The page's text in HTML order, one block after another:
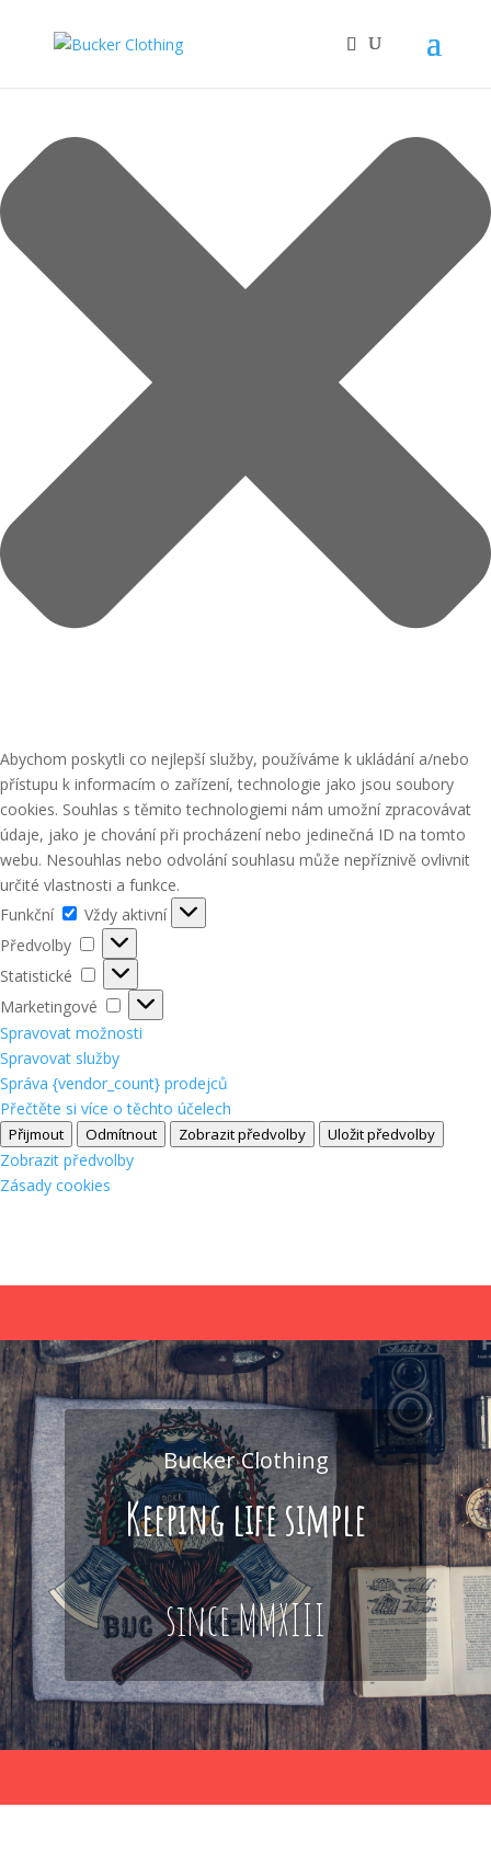
Abychom poskytli co nejlepší služby, používáme k ukládání a/nebo
přístupu k informacím o zařízení, technologie jako jsou soubory
cookies. Souhlas s těmito technologiemi nám umožní zpracovávat
údaje, jako je chování při procházení nebo jedinečná ID na tomto
webu. Nesouhlas nebo odvolání souhlasu může nepříznivě ovlivnit
určité vlastnosti a funkce.
Funkční
Funkční
Vždy aktivní
Předvolby
Předvolby
Statistické
Statistické
Marketingové
Marketingové
Spravovat možnosti
Spravovat služby
Správa {vendor_count} prodejců
Přečtěte si více o těchto účelech
Přijmout Odmítnout Zobrazit předvolby Uložit předvolby
Zobrazit předvolby
Zásady cookies
Bucker Clothing
Keeping life simple
since MMXIII